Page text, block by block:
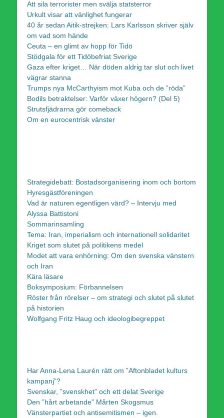
Att sila terrorister men svälja statsterror
Urkult visar att vänlighet fungerar
40 år sedan Aitik-strejken: Lars Karlsson skriver själv
om vad som hände
Ceuta – en glimt av hopp för Tidö
Stödgala för ett Tidöbefriat Sverige
Gaza efter kriget… När döden aldrig tar slut och livet
vägrar stanna
Trumps nya McCarthyism mot Kuba och de ”röda”
Bodils betraktelser: Varför växer högern? (Del 5)
Strutsfjädrarna gör comeback
Om en eurocentrisk vänster
Strategidebatt: Bostadsorganisering inom och bortom
Hyresgästföreningen
Vad är naturen egentligen värd? – Intervju med
Alyssa Battistoni
Sommarinsamling
Tema: Iran, imperialism och internationell solidaritet
Kriget som slutet på politikens medel
Modet att vara enhörning: Om den svenska vänstern
och Iran
Kära läsare
Boksymposium: Förbannelsen
Röster från rörelser – om strategi och slutet på slutet
på historien
Wolfgang Fritz Haug och ideologibegreppet
Har Anna-Lena Laurén rätt om ”Aftonbladet kulturs
kampanj”?
Svenskar, ”svenskhet” och ett delat Sverige
Den ”hårt arbetande” Mårten Skogsmus
Vänsterpartiet och antisemitismen – igen.